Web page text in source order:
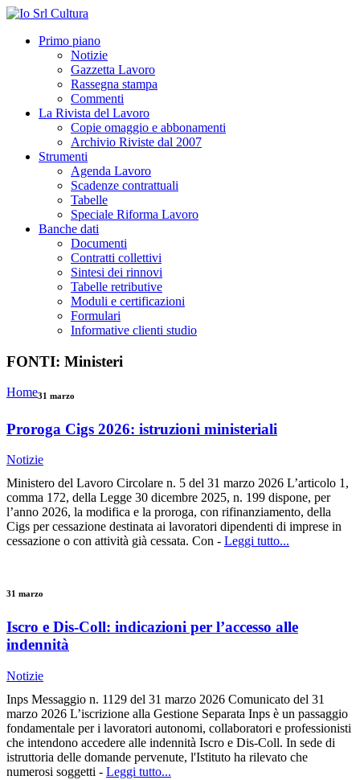
Primo piano
Notizie
Gazzetta Lavoro
Rassegna stampa
Commenti
La Rivista del Lavoro
Copie omaggio e abbonamenti
Archivio Riviste dal 2007
Strumenti
Agenda Lavoro
Scadenze contrattuali
Tabelle
Speciale Riforma Lavoro
Banche dati
Documenti
Contratti collettivi
Sintesi dei rinnovi
Tabelle retributive
Moduli e certificazioni
Formulari
Informative clienti studio
FONTI: Ministeri
Home31 marzo
Proroga Cigs 2026: istruzioni ministeriali
Notizie
Ministero del Lavoro Circolare n. 5 del 31 marzo 2026 L’articolo 1,
comma 172, della Legge 30 dicembre 2025, n. 199 dispone, per
l’anno 2026, la modifica e la proroga, con rifinanziamento, della
Cigs per cessazione destinata ai lavoratori dipendenti di imprese in
cessazione o con attività già cessata. Con - Leggi tutto...
31 marzo
Iscro e Dis-Coll: indicazioni per l’accesso alle
indennità
Notizie
Inps Messaggio n. 1129 del 31 marzo 2026 Comunicato del 31
marzo 2026 L’iscrizione alla Gestione Separata Inps è un passaggio
fondamentale per i lavoratori autonomi, collaboratori e professionisti
che intendono accedere alle indennità Iscro e Dis-Coll. In sede di
istruttoria delle domande pervenute, l'Istituto ha rilevato che
numerosi soggetti - Leggi tutto...